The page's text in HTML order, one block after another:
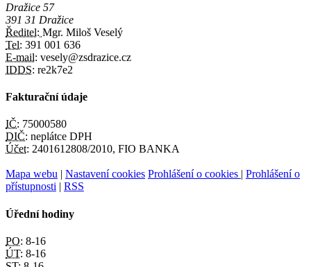
Dražice 57
391 31 Dražice
Ředitel: Mgr. Miloš Veselý
Tel: 391 001 636
E-mail: vesely@zsdrazice.cz
IDDS: re2k7e2
Fakturační údaje
IČ: 75000580
DIČ: neplátce DPH
Účet: 2401612808/2010, FIO BANKA
Mapa webu | Nastavení cookies Prohlášení o cookies | Prohlášení o
přístupnosti | RSS
Úřední hodiny
PO: 8-16
ÚT: 8-16